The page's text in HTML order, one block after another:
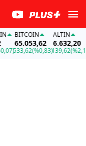
BITCOIN
65.053,62
533,62(%0,83)
ALTIN
6.632,20
139,62(%2,15)